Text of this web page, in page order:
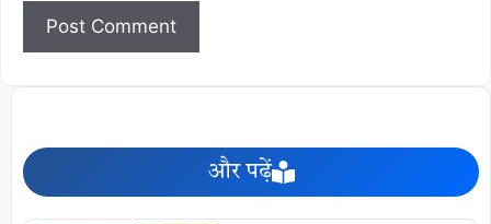
और पढ़ें